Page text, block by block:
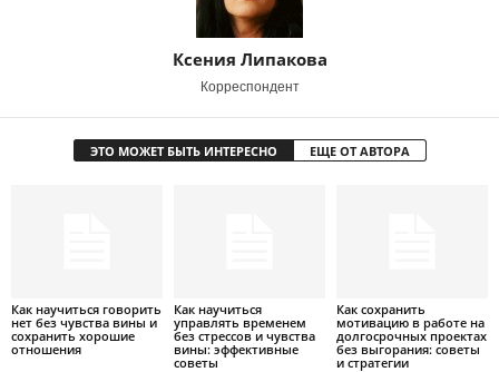
Ксения Липакова
Корреспондент
ЭТО МОЖЕТ БЫТЬ ИНТЕРЕСНО ЕЩЕ ОТ АВТОРА
Как научиться говорить
нет без чувства вины и
сохранить хорошие
отношения
Как научиться
управлять временем
без стрессов и чувства
вины: эффективные
советы
Как сохранить
мотивацию в работе на
долгосрочных проектах
без выгорания: советы
и стратегии